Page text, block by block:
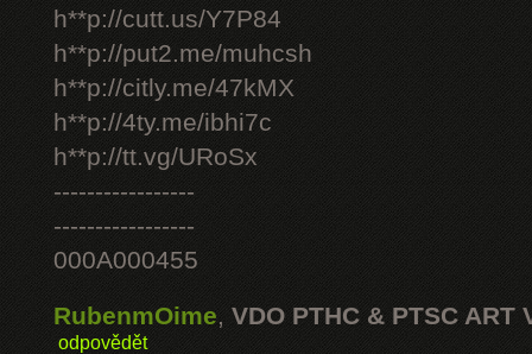
h**p://cutt.us/Y7P84
h**p://put2.me/muhcsh
h**p://citly.me/47kMX
h**p://4ty.me/ibhi7c
h**p://tt.vg/URoSx
-----------------
-----------------
000A000455
RubenmOime, VDO PTHC & PTSC ART
odpovědět